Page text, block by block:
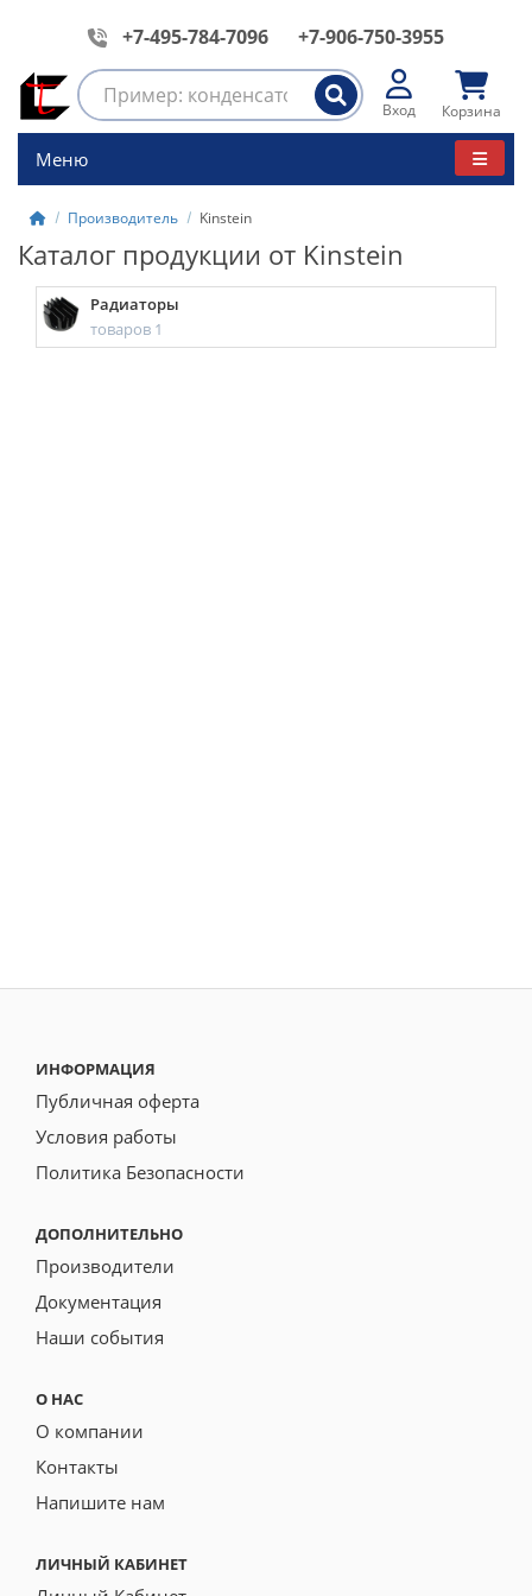
+7-495-784-7096 +7-906-750-3955
Вход Корзина
Меню
Производитель Kinstein
Каталог продукции от Kinstein
Радиаторы
товаров 1
ИНФОРМАЦИЯ
Публичная оферта
Условия работы
Политика Безопасности
ДОПОЛНИТЕЛЬНО
Производители
Документация
Наши события
О НАС
О компании
Контакты
Напишите нам
ЛИЧНЫЙ КАБИНЕТ